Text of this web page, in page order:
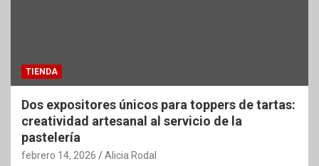
TIENDA
Dos expositores únicos para toppers de tartas:
creatividad artesanal al servicio de la
pastelería
febrero 14, 2026 Alicia Rodal